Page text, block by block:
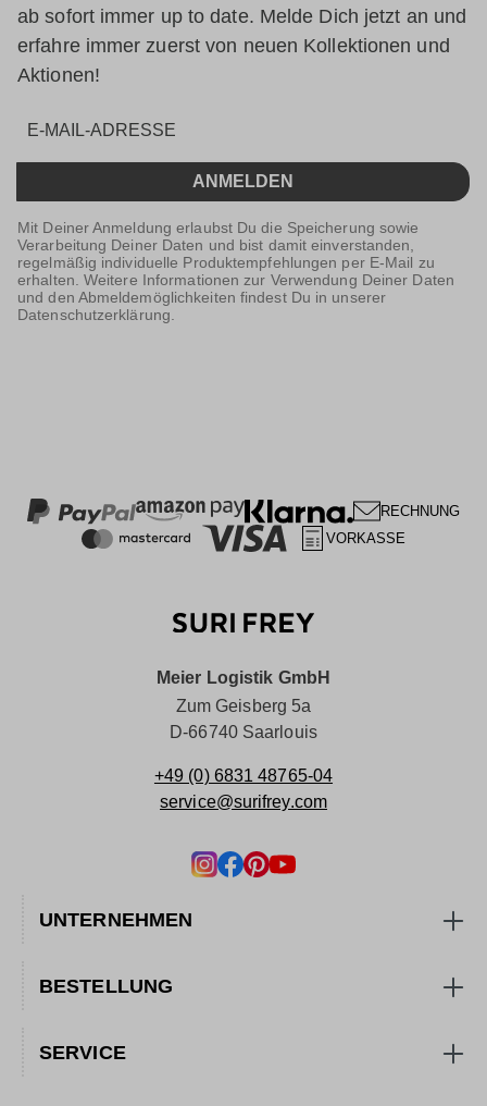
ab sofort immer up to date. Melde Dich jetzt an und
erfahre immer zuerst von neuen Kollektionen und
Aktionen!
ANMELDEN
Mit Deiner Anmeldung erlaubst Du die Speicherung sowie
Verarbeitung Deiner Daten und bist damit einverstanden,
regelmäßig individuelle Produktempfehlungen per E-Mail zu
erhalten. Weitere Informationen zur Verwendung Deiner Daten
und den Abmeldemöglichkeiten findest Du in unserer
Datenschutzerklärung.
RECHNUNG
VORKASSE
Meier Logistik GmbH
Zum Geisberg 5a
D-66740 Saarlouis
+49 (0) 6831 48765-04
service@surifrey.com
UNTERNEHMEN
BESTELLUNG
SERVICE